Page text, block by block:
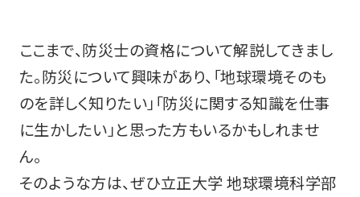
ここまで、防災士の資格について解説してきまし
た。防災について興味があり、「地球環境そのも
のを詳しく知りたい」「防災に関する知識を仕事
に生かしたい」と思った方もいるかもしれませ
ん。
そのような方は、ぜひ立正大学 地球環境科学部